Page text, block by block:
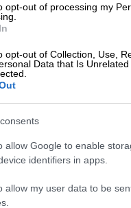
opt-out of processing my
opt-out of Collection, Use,
Data that Is
allow Google to enable
identifiers in apps.
allow my user data to be
το ΕΘΝΟΣ στη Google
Θεσσαλονίκηκαι
το
για να
είχε
. Όταν όμως
ότι